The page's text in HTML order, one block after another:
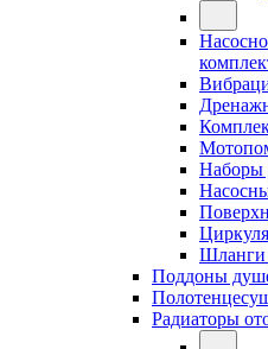
Наборы
Шланги
Поддоны
Радиаторы